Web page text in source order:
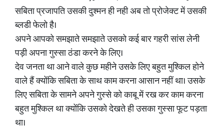
सबिता प्रजापति उसकी दुश्मन ही नही अब तो प्रोजेक्ट में उसकी
ब्लडी फेलो है।
अपने आपको समझाते समझाते उसको कई बार गहरी सांस लेनी
पड़ी अपना गुस्सा ठंडा करने के लिए।
देव जनता था आने वाले कुछ महीने उसके लिए बहुत मुश्किल होने
वाले हैं क्योंकि सबिता के साथ काम करना आसान नहीं था। उसके
लिए सबिता के सामने अपने गुस्से को काबू में रख कर काम करना
बहुत मुश्किल था क्योंकि उसको देखते ही उसका गुस्सा फूट पड़ता
था।